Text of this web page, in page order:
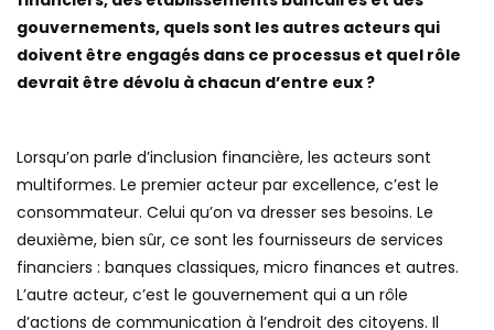
gouvernements, quels sont les autres acteurs qui
doivent être engagés dans ce processus et quel rôle
devrait être dévolu à chacun d’entre eux ?
Lorsqu’on parle d’inclusion financière, les acteurs sont
multiformes. Le premier acteur par excellence, c’est le
consommateur. Celui qu’on va dresser ses besoins. Le
deuxième, bien sûr, ce sont les fournisseurs de services
financiers : banques classiques, micro finances et autres.
L’autre acteur, c’est le gouvernement qui a un rôle
d’actions de communication à l’endroit des citoyens. Il